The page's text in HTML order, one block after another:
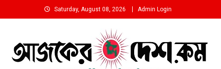
to
Saturday, August 08, 2026 Admin Login